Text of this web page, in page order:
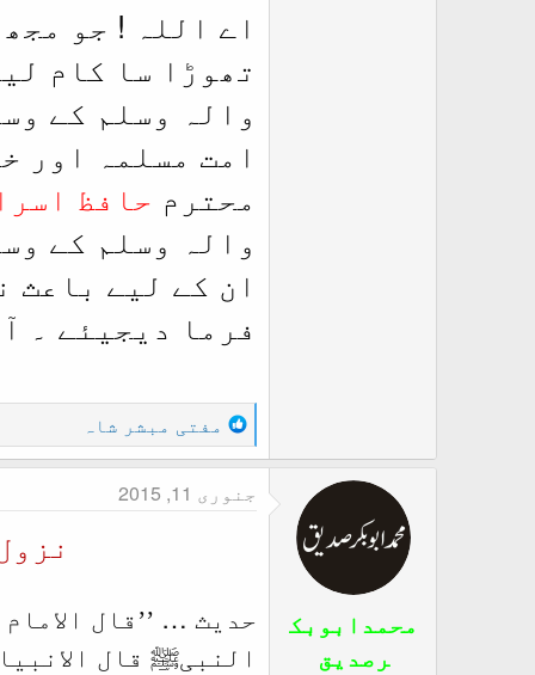
اے اللہ ! جو
تھوڑا سا کام
والہ وسلم کے
امت مسلمہ اور
محترم حافظ
والہ وسلم کے
ان کے لیے باعث
فرما دیجیئے ۔
R
e
a
c
s
:
مفتی مبشر شاہ
محمدابوبک
رصدیق
جنوری 11, 2015
حدیث … ’’قال
النبیﷺ قال